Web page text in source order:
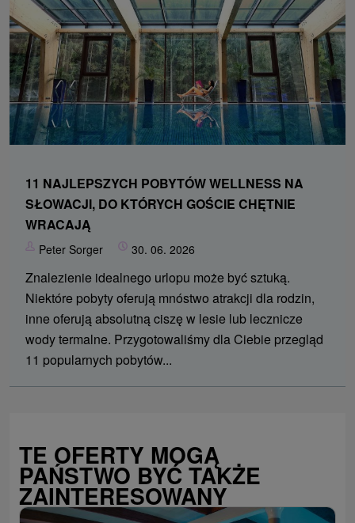
11 NAJLEPSZYCH POBYTÓW WELLNESS NA
SŁOWACJI, DO KTÓRYCH GOŚCIE CHĘTNIE
WRACAJĄ
Peter Sorger 30. 06. 2026
Znalezienie idealnego urlopu może być sztuką.
Niektóre pobyty oferują mnóstwo atrakcji dla rodzin,
inne oferują absolutną ciszę w lesie lub lecznicze
wody termalne. Przygotowaliśmy dla Ciebie przegląd
11 popularnych pobytów...
TE OFERTY MOGĄ
PAŃSTWO BYĆ TAKŻE
ZAINTERESOWANY